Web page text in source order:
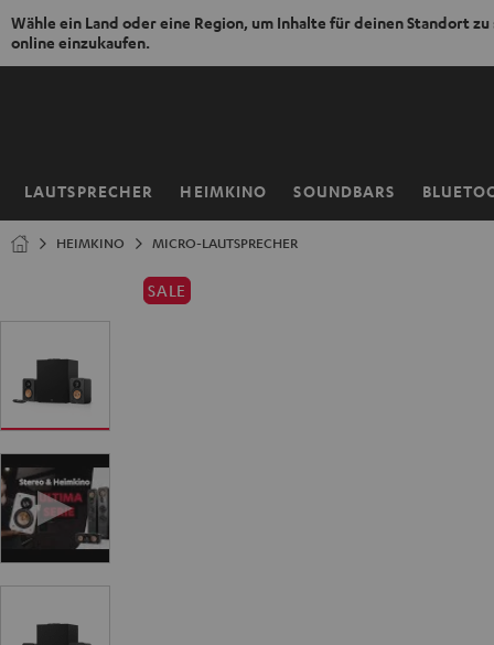
Wähle ein Land oder eine Region, um Inhalte für deinen Standort zu
online einzukaufen.
ZUM
LAUTSPRECHER HEIMKINO SOUNDBARS
Startseite
HEIMKINO MICRO-LAUTSPRECHER
SALE